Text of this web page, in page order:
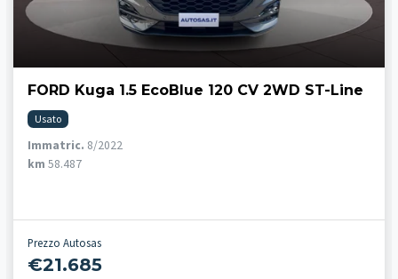
FORD Kuga 1.5 EcoBlue 120 CV 2WD ST-Line
Usato
Immatric. 8/2022
km 58.487
Prezzo Autosas
€21.685